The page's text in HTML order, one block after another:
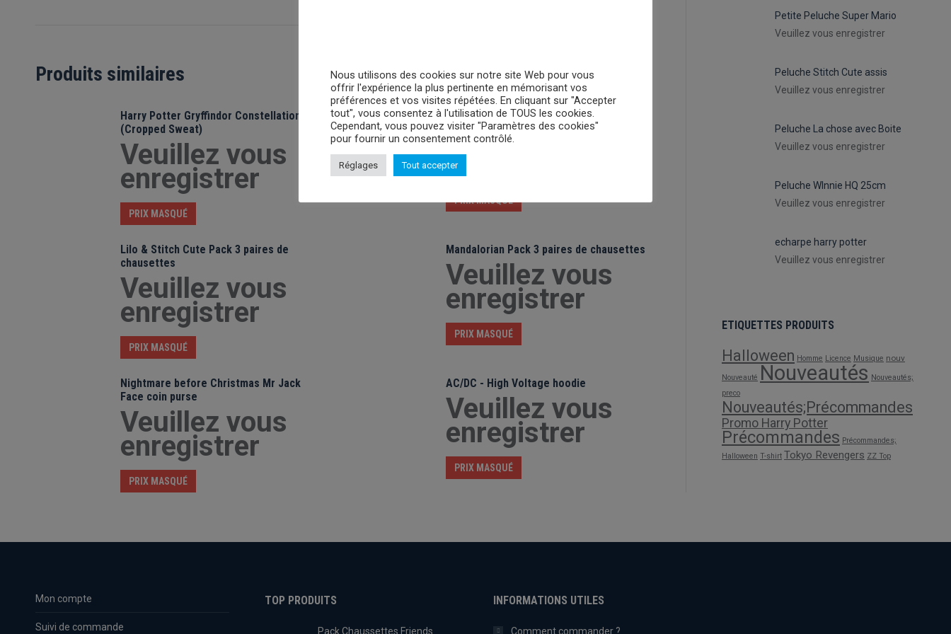
Produits similaires
Harry Potter Gryffindor Constellation
(Cropped Sweat)
Veuillez vous
enregistrer
PRIX MASQUÉ
Purfect Weekend
Veuillez vous
enregistrer
PRIX MASQUÉ
Lilo & Stitch Cute Pack 3 paires de
chausettes
Veuillez vous
enregistrer
PRIX MASQUÉ
Mandalorian Pack 3 paires de chausettes
Veuillez vous
enregistrer
PRIX MASQUÉ
Nightmare before Christmas Mr Jack
Face coin purse
Veuillez vous
enregistrer
PRIX MASQUÉ
AC/DC - High Voltage hoodie
Veuillez vous
enregistrer
PRIX MASQUÉ
Petite Peluche Super Mario
Veuillez vous enregistrer
Peluche Stitch Cute assis
Veuillez vous enregistrer
Peluche La chose avec Boite
Veuillez vous enregistrer
Peluche WInnie HQ 25cm
Veuillez vous enregistrer
echarpe harry potter
Veuillez vous enregistrer
ETIQUETTES PRODUITS
Halloween Homme Licence Musique nouv
Nouveauté Nouveautés Nouveautés;
preco
Nouveautés;Précommandes
Promo Harry Potter
Précommandes Précommandes;
Halloween T-shirt Tokyo Revengers ZZ Top
Mon compte
Suivi de commande
TOP PRODUITS
Pack Chaussettes Friends
INFORMATIONS UTILES
Comment commander ?
Nous utilisons des cookies sur notre site Web pour vous
offrir l'expérience la plus pertinente en mémorisant vos
préférences et vos visites répétées. En cliquant sur "Accepter
tout", vous consentez à l'utilisation de TOUS les cookies.
Cependant, vous pouvez visiter "Paramètres des cookies"
pour fournir un consentement contrôlé.
Réglages Tout accepter